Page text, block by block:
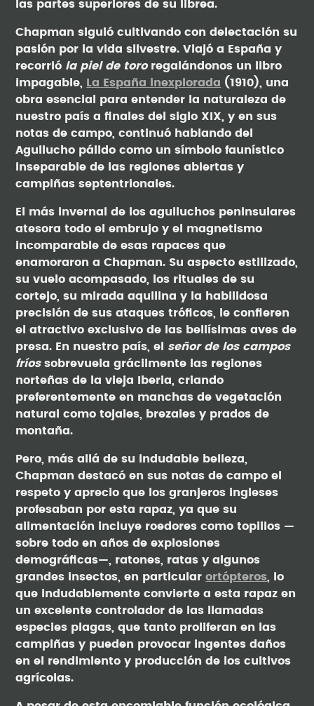
las partes superiores de su librea.
Chapman siguió cultivando con delectación su
pasión por la vida silvestre. Viajó a España y
recorrió la piel de tororegalándonos un libro
impagable,
La España inexplorada (1910), una
obra esencial para entender la naturaleza de
nuestro país a finales del siglo XIX, y en sus
notas de campo, continuó hablando del
Aguilucho pálido como un símbolo faunístico
inseparable de las regiones abiertas y
campiñas septentrionales.
El más invernal de los aguiluchos peninsulares
atesora todo el embrujo y el magnetismo
incomparable de esas rapaces que
enamoraron a Chapman. Su aspecto estilizado,
su vuelo acompasado, los rituales de su
cortejo, su mirada aquilina y la habilidosa
precisión de sus ataques tróficos, le confieren
el atractivo exclusivo de las bellísimas aves de
presa. En nuestro país, el señor de los campos
fríossobrevuela grácilmente las regiones
norteñas de la vieja Iberia, criando
preferentemente en manchas de vegetación
natural como tojales, brezales y prados de
montaña.
Pero, más allá de su indudable belleza,
Chapman destacó en sus notas de campo el
respeto y aprecio que los granjeros ingleses
profesaban por esta rapaz, ya que su
alimentación incluye roedores como topillos —
sobre todo en años de explosiones
demográficas—, ratones, ratas y algunos
grandes insectos, en particularortópteros , lo
que indudablemente convierte a esta rapaz en
un excelente controlador de las llamadas
especies plagas, que tanto proliferan en las
campiñas y pueden provocar ingentes daños
en el rendimiento y producción de los cultivos
agrícolas.